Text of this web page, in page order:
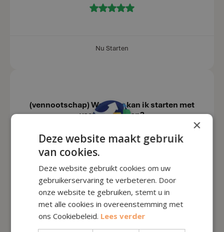
Nu Starten
(vennootschap) Wanneer kan ik starten met
vastgoed kopen?
Calculator
2
Stap
5
Aantal Minuten
×
Deze website maakt gebruik
van cookies.
Deze website gebruikt cookies om uw
gebruikerservaring te verbeteren. Door
onze website te gebruiken, stemt u in
met alle cookies in overeenstemming met
ons Cookiebeleid. Lees verder